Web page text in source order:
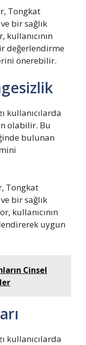
Tongkat
bir sağlık
kullanıcının
değerlendirme
önerebilir.
kullanıcılarda
olabilir. Bu
bulunan
Tongkat
bir sağlık
kullanıcının
uygun
Cinsel
kullanıcılarda